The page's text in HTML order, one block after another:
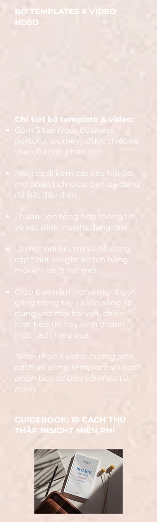
BỘ TEMPLATES X VIDEO
HDSD
Chi tiết bộ template & video:
Gồm 3 tab (your business,
persona, journey), được thiết kế
theo lộ trình phân tích
Mỗi tab đi kèm các câu hỏi gợi
mở phân tích giúp bạn dễ dàng
để bắt đầu điền
Thuận tiện tổng hợp thông tin,
và xác định insight đang tìm
Là một nơi lưu trữ và dễ dàng
cập nhật insight khách hàng
mỗi khi có "à ha" mới
Giúp bạn nắm trọn insight gọn
gàng trong tay và sẵn sàng áp
dụng vào mọi bài viết, chiến
lược tiếp thị hay kinh doanh
một cách hiệu quả
*​Kèm theo 3 video hướng dẫn
cách sử dụng template và cách
phân tích cơ bản với ví dụ từ
mình.
GUIDEBOOK: 10 CÁCH THU
THẬP INSIGHT MIỄN PHÍ